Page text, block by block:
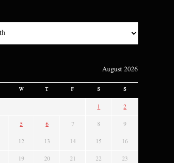
August 2026
W T F S S
1 2
5 6 7 8 9
12 13 14 15 16
19 20 21 22 23